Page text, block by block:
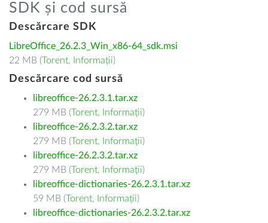
SDK și cod sursă
Descărcare SDK
LibreOffice_26.2.3_Win_x86-64_sdk.msi
22 MB (Torent, Informații)
Descărcare cod sursă
libreoffice-26.2.3.1.tar.xz
279 MB (Torent, Informații)
libreoffice-26.2.3.2.tar.xz
279 MB (Torent, Informații)
libreoffice-26.2.3.2.tar.xz
279 MB (Torent, Informații)
libreoffice-dictionaries-26.2.3.1.tar.xz
59 MB (Torent, Informații)
libreoffice-dictionaries-26.2.3.2.tar.xz